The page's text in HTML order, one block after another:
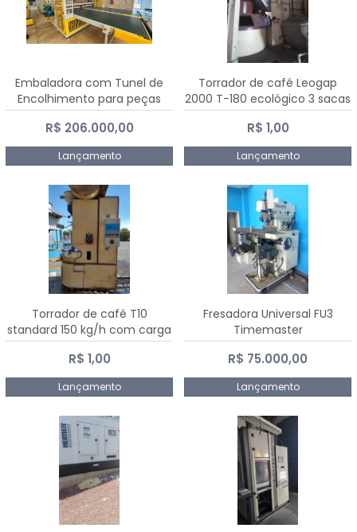
Embaladora com Tunel de
Encolhimento para peças
grandes portas janelas -
Dalmak
R$ 206.000,00
Lançamento
Torrador de café Leogap
2000 T-180 ecológico 3 sacas
de carga 540 kg/h
R$ 1,00
Lançamento
Torrador de café T10
standard 150 kg/h com carga
de 10 kg
R$ 1,00
Lançamento
Fresadora Universal FU3
Timemaster
R$ 75.000,00
Lançamento